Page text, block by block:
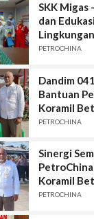
SKK Migas
dan
Dinkes
PETROCHINA
Dandim
Bantuan
Koramil
Terus
PETROCHINA
Sinergi
Koramil
PETROCHINA